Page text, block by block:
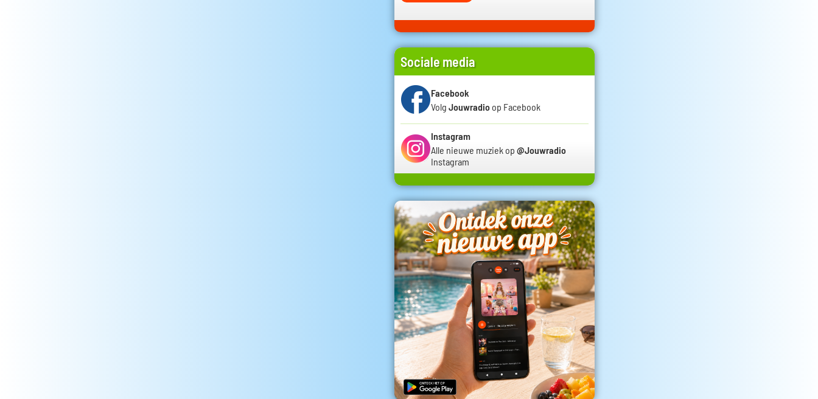
Sociale media
Facebook
Volg Jouwradio op Facebook
Instagram
Alle nieuwe muziek op @Jouwradio
Instagram